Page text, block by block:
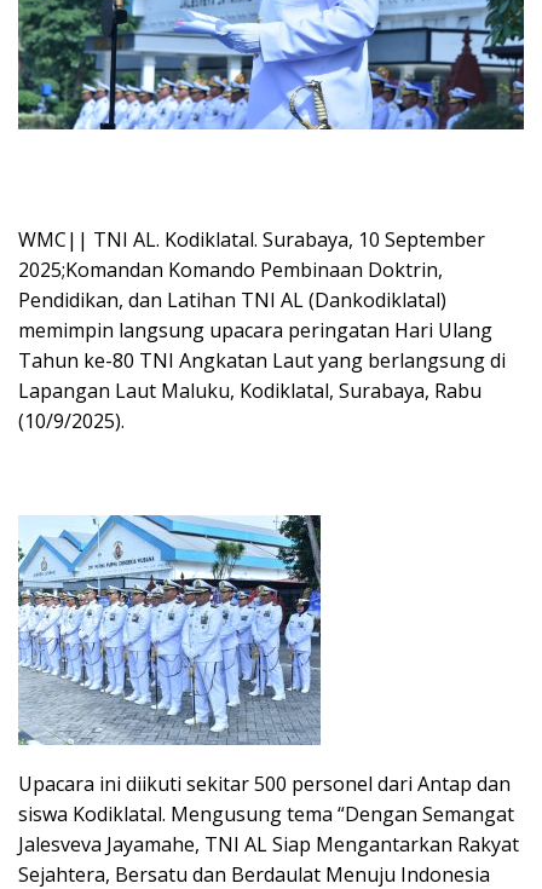
WMC|| TNI AL. Kodiklatal. Surabaya, 10 September
2025;Komandan Komando Pembinaan Doktrin,
Pendidikan, dan Latihan TNI AL (Dankodiklatal)
memimpin langsung upacara peringatan Hari Ulang
Tahun ke-80 TNI Angkatan Laut yang berlangsung di
Lapangan Laut Maluku, Kodiklatal, Surabaya, Rabu
(10/9/2025).
Upacara ini diikuti sekitar 500 personel dari Antap dan
siswa Kodiklatal. Mengusung tema “Dengan Semangat
Jalesveva Jayamahe, TNI AL Siap Mengantarkan Rakyat
Sejahtera, Bersatu dan Berdaulat Menuju Indonesia